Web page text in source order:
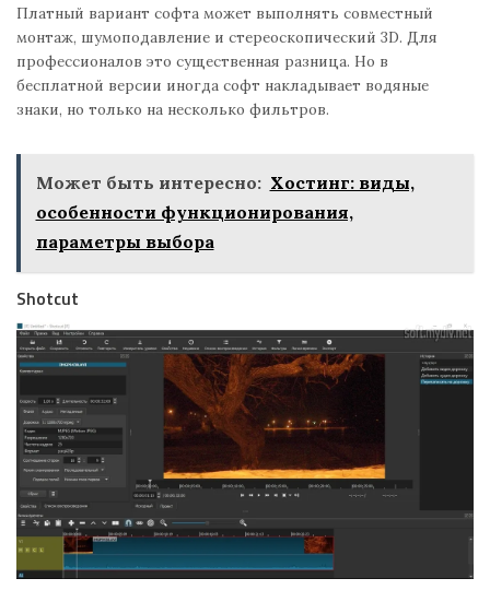
Платный вариант софта может выполнять совместный
монтаж, шумоподавление и стереоскопический 3D. Для
профессионалов это существенная разница. Но в
бесплатной версии иногда софт накладывает водяные
знаки, но только на несколько фильтров.
Может быть интересно: Хостинг: виды,
особенности функционирования,
параметры выбора
Shotcut